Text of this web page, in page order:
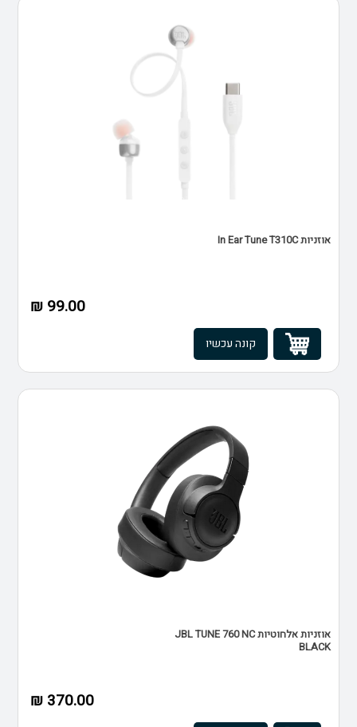
אוזניות In Ear Tune T310C
99.00 ₪
קונה עכשיו
אוזניות אלחוטיות JBL TUNE 760 NC
BLACK
370.00 ₪